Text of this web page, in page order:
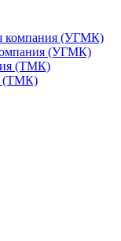
(УГМК)
(ТМК)